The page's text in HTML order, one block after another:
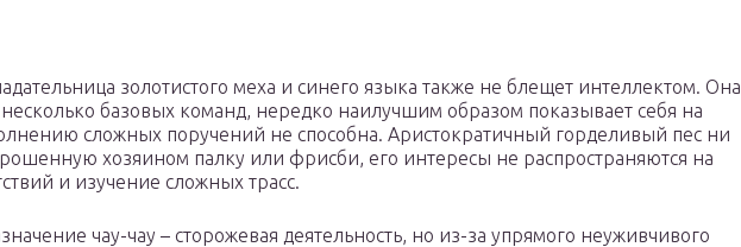
золотистого меха и синего языка также не блещет интеллектом. Она
несколько базовых команд, нередко наилучшим образом показывает себя на
сложных поручений не способна. Аристократичный горделивый пес ни
хозяином палку или фрисби, его интересы не распространяются на
и изучение сложных трасс.
чау-чау – сторожевая деятельность, но из-за упрямого неуживчивого